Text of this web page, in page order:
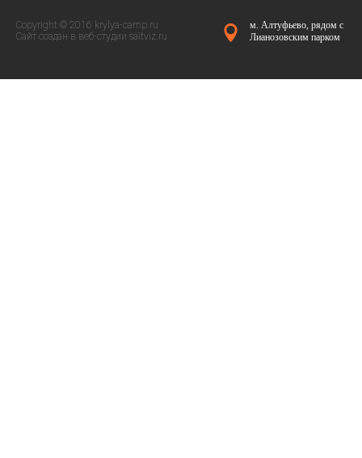
Copyright © 2016 krylya-camp.ru
Сайт создан в веб-студии saitviz.ru
м. Алтуфьево, рядом с
Лианозовским парком